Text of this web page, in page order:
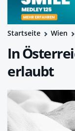
Startseite Wien
In
erlaubt